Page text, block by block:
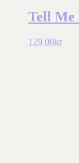
Tell Me
129,00kr